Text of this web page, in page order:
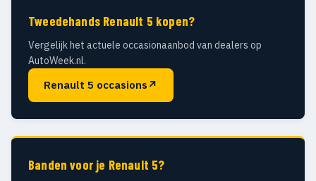
Tweedehands Renault 5 kopen?
Vergelijk het actuele occasionaanbod van dealers op
AutoWeek.nl.
Renault 5 occasions ↗
Banden voor je Renault 5?